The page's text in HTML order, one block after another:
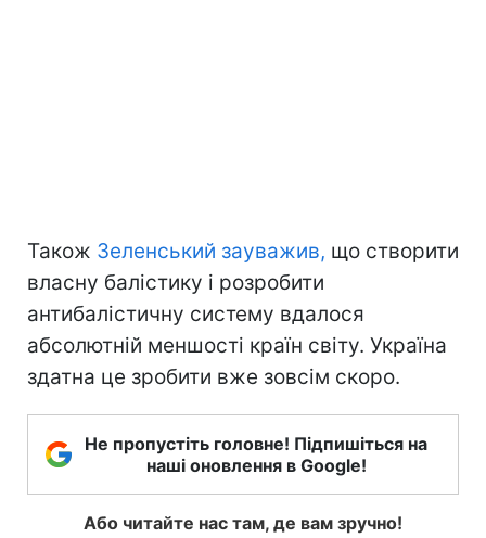
Також Зеленський зауважив, що створити
власну балістику і розробити
антибалістичну систему вдалося
абсолютній меншості країн світу. Україна
здатна це зробити вже зовсім скоро.
Не пропустіть головне! Підпишіться на
наші оновлення в Google!
Або читайте нас там, де вам зручно!